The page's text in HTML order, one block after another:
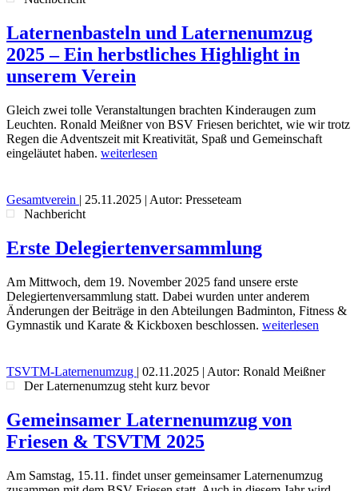
Laternenbasteln und Laternenumzug
2025 – Ein herbstliches Highlight in
unserem Verein
Gleich zwei tolle Veranstaltungen brachten Kinderaugen zum
Leuchten. Ronald Meißner von BSV Friesen berichtet, wie wir trotz
Regen die Adventszeit mit Kreativität, Spaß und Gemeinschaft
eingeläutet haben. weiterlesen
Gesamtverein | 25.11.2025 | Autor: Presseteam
Nachbericht
Erste Delegiertenversammlung
Am Mittwoch, dem 19. November 2025 fand unsere erste
Delegiertenversammlung statt. Dabei wurden unter anderem
Änderungen der Beiträge in den Abteilungen Badminton, Fitness &
Gymnastik und Karate & Kickboxen beschlossen. weiterlesen
TSVTM-Laternenumzug | 02.11.2025 | Autor: Ronald Meißner
Der Laternenumzug steht kurz bevor
Gemeinsamer Laternenumzug von
Friesen & TSVTM 2025
Am Samstag, 15.11. findet unser gemeinsamer Laternenumzug